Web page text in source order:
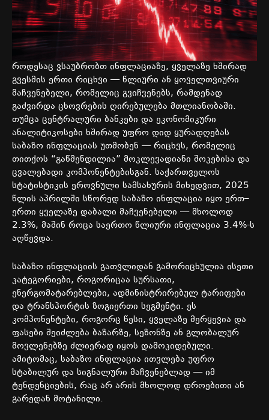
როდესაც ვსაუბრობთ ინფლაციაზე, ყველაზე ხშირად
გვესმის ერთი რიცხვი —წლიური ან ყოველთვიური
მაჩვენებელი, რომელიც გვიჩვენებს, რამდენად
გაძვირდა ცხოვრების ღირებულება მთლიანობაში.
თუმცა ცენტრალური ბანკები და ეკონომიკური
ანალიტიკოსები ხშირად უფრო დიდ ყურადღებას
საბაზო ინფლაციას უთმობენ —რიცხვს, რომელიც
თითქოს “გაწმენდილია” მოკლევადიანი შოკებისა და
ცვალებადი კომპონენტებისგან. საქართველოს
სტატისტიკის ეროვნული სამსახურის მიხედვით, 2025
წლის აპრილში სწორედ საბაზო ინფლაცია იყო ერთ–
ერთი ყველაზე დაბალი მაჩვენებელი —მხოლოდ
2.3%, მაშინ როცა საერთო წლიური ინფლაცია 3.4%-ს
აღწევდა.
საბაზო ინფლაციის გათვლიდან გამორიცხულია ისეთი
კატეგორიები, როგორიცაა სურსათი,
ენერგომატარებლები, ადმინისტრირებულ ტარიფები
და ტრანსპორტის ზოგიერთი სეგმენტი. ეს
კომპონენტები, როგორც წესი, ყველაზე მერყევია და
ფასები შეიძლება ბაზარზე, სეზონზე ან გლობალურ
მოვლენებზე ძლიერად იყოს დამოკიდებული.
ამიტომაც, საბაზო ინფლაცია ითვლება უფრო
სტაბილურ და სიგნალური მაჩვენებლად —იმ
ტენდენციების, რაც არ არის მხოლოდ დროებითი ან
გარედან მოტანილი.